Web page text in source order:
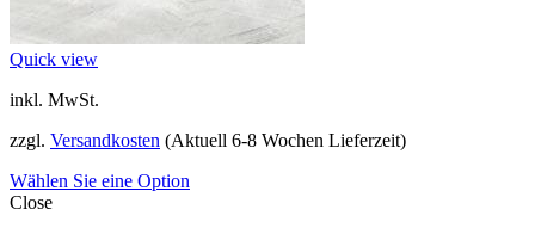
Quick view
inkl. MwSt.
zzgl. Versandkosten (Aktuell 6-8 Wochen Lieferzeit)
Wählen Sie eine Option
Close